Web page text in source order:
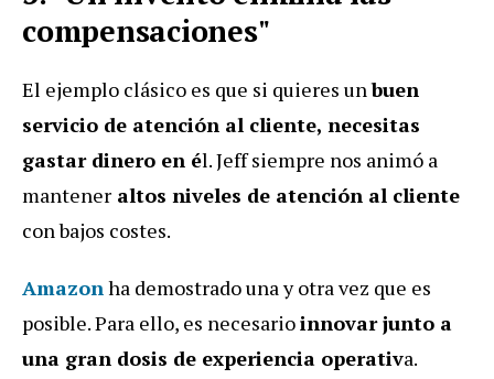
compensaciones"
El ejemplo clásico es que si quieres unbuen
servicio de atención al cliente, necesitas
gastar dinero en él. Jeff siempre nos animó a
mantener altos niveles de atención al cliente
con bajos costes.
Amazonha demostrado una y otra vez que es
posible. Para ello, es necesarioinnovar junto a
una gran dosis de experiencia operativa.